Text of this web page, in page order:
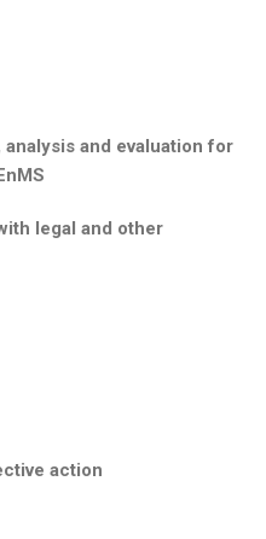
and evaluation for
legal and other
action